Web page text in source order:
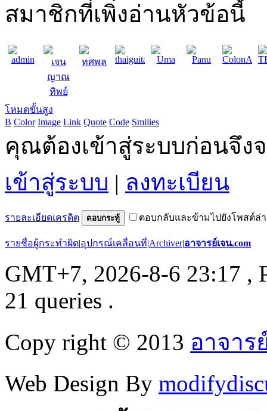
สมาชิกที่เพิ่งอ่านหัวข้อนี้
admin
เจน
ญาณ
ทิพย์
ทศพล thaiguitar Uma Panu
โหมดขั้นสูง
B Color Image Link Quote Code Smilies
คุณต้องเข้าสู่ระบบก่อนจึง
เข้าสู่ระบบ | ลงทะเบียน
รายละเอียดเครดิต ตอบกระทู้ ตอบกลับและข้ามไปยังโพสต์ล่
รายชื่อผู้กระทำผิด|อุปกรณ์เคลื่อนที่|Archiver|อาจารย์เจน.com
GMT+7, 2026-8-6 23:17 ,
21 queries .
Copy right © 2013 อาจาร
Web Design By